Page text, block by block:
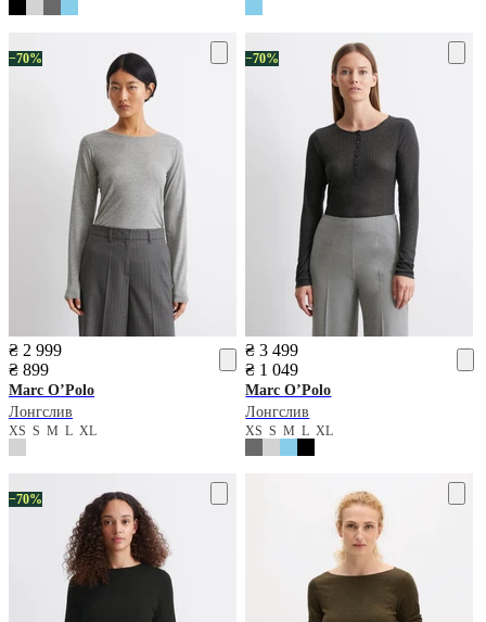
−70%
₴ 2 999
₴ 899
Marc O’Polo
Лонгслив
XS S M L XL
−70%
₴ 3 499
₴ 1 049
Marc O’Polo
Лонгслив
XSSMLXL
−70%